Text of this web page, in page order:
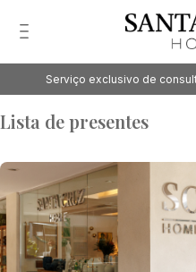
Serviço exclusivo de
Lista de presentes